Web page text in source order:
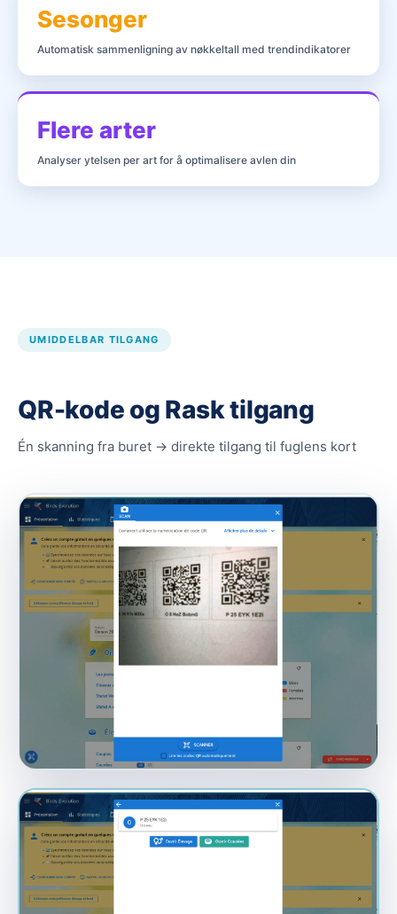
Sesonger
Automatisk sammenligning av nøkkeltall med trendindikatorer
Flere arter
Analyser ytelsen per art for å optimalisere avlen din
UMIDDELBAR TILGANG
QR-kode og Rask tilgang
Én skanning fra buret → direkte tilgang til fuglens kort